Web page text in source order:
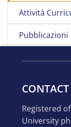
Attività
Pubblicazioni
CONTACT
registered
university